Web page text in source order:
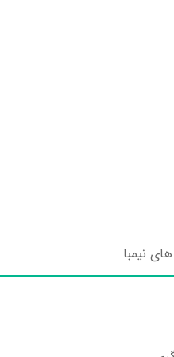
نیمبا